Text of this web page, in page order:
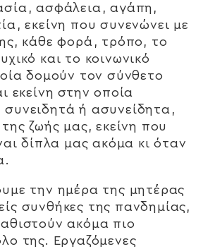
ασφάλεια, αγάπη,
εκείνη που συνενώνει με
κάθε φορά, τρόπο, το
και το κοινωνικό
δομούν τον σύνθετο
εκείνη στην οποία
ή ασυνείδητα,
ζωής μας, εκείνη που
δίπλα μας ακόμα κι όταν
την ημέρα της μητέρας
συνθήκες της πανδημίας,
ακόμα πιο
της. Εργαζόμενες